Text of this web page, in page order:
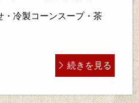
・冷製コーンスープ・茶
続きを見る